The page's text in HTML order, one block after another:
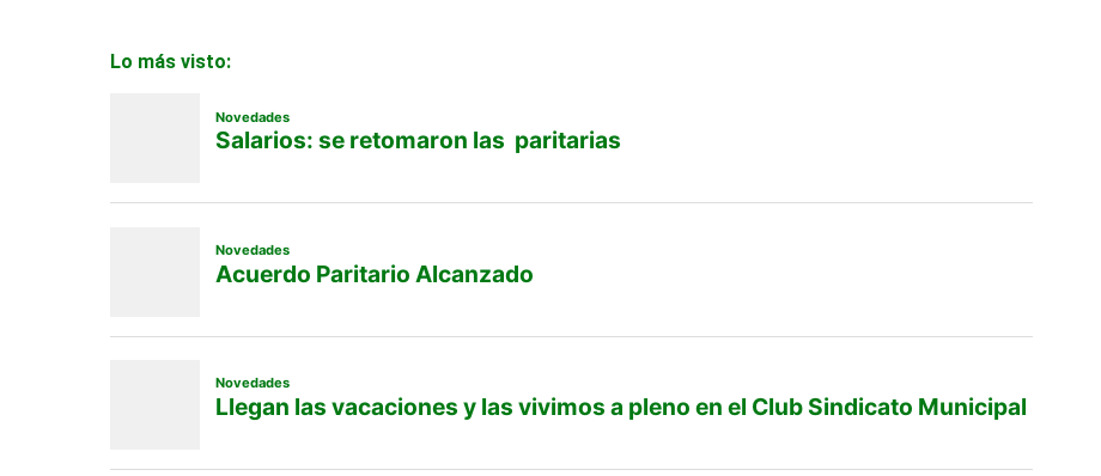
Lo más visto: